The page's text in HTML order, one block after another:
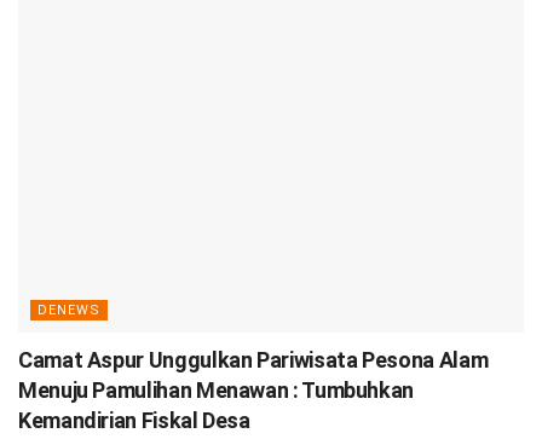
DENEWS
Camat Aspur Unggulkan Pariwisata Pesona Alam
Menuju Pamulihan Menawan : Tumbuhkan
Kemandirian Fiskal Desa